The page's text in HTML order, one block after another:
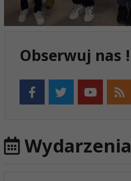
Obserwuj nas !
Wydarzenia